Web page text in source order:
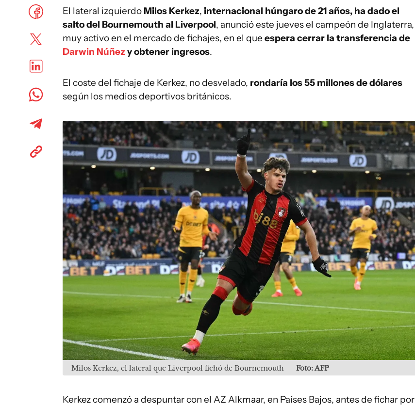
El lateral izquierdo Milos Kerkez, internacional húngaro de 21 años, ha dado el
salto del Bournemouth al Liverpool, anunció este jueves el campeón de Inglaterra,
muy activo en el mercado de fichajes, en el que espera cerrar la transferencia de
Darwin Núñezy obtener ingresos.
El coste del fichaje de Kerkez, no desvelado, rondaría los 55 millones de dólares
según los medios deportivos británicos.
Milos Kerkez, el lateral que Liverpool fichó de Bournemouth Foto: AFP
Kerkez comenzó a despuntar con el AZ Alkmaar, en Países Bajos, antes de fichar por